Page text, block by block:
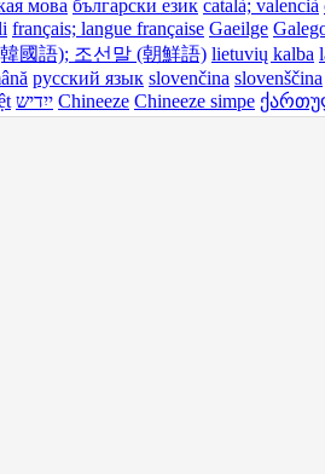
мова български език català; valencià
français; langue française Gaeilge
國語); 조선말 (朝鮮語) lietuvių kalba
русский язык slovenčina slovenščina
ייִדיש Chineeze Chineeze simpe